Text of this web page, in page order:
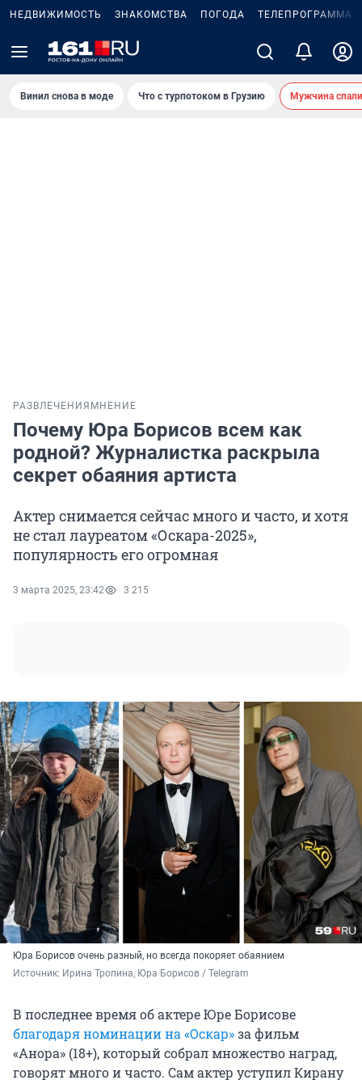
НЕДВИЖИМОСТЬ ЗНАКОМСТВА ПОГОДА ТЕЛЕПРОГРАММА
Винил снова в моде Что с турпотоком в Грузию Мужчина
РАЗВЛЕЧЕНИЯ МНЕНИЕ
Почему Юра Борисов всем как
родной? Журналистка раскрыла
секрет обаяния артиста
Актер снимается сейчас много и часто, и хотя
не стал лауреатом «Оскара-2025»,
популярность его огромная
3 марта 2025, 23:42 3 215
Юра Борисов очень разный, но всегда покоряет обаянием
Источник: Ирина Тропина, Юра Борисов / Telegram
В последнее время об актере Юре Борисове
благодаря номинации на «Оскар»за фильм
«Анора» (18+), который собрал множество наград,
говорят много и часто. Сам актер уступил Кирану